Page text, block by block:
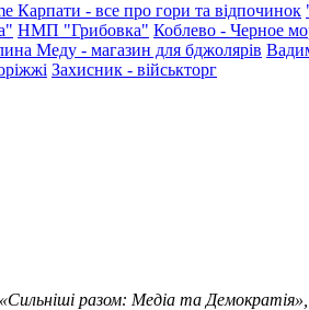
Карпати - все про гори та відпочинок
НМП "Грибовка" Коблево - Черное
Меду - магазин для бджолярів
Захисник - військторг
разом: Медіа та